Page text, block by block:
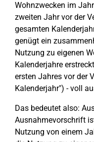
Wohnzwecken im
zweiten Jahr vor der
gesamten
genügt ein
Nutzung zu eigenen
Kalenderjahre
ersten Jahres vor der
Kalenderjahr") - voll
Das bedeutet also:
Ausnahmevorschrift
Nutzung von einem